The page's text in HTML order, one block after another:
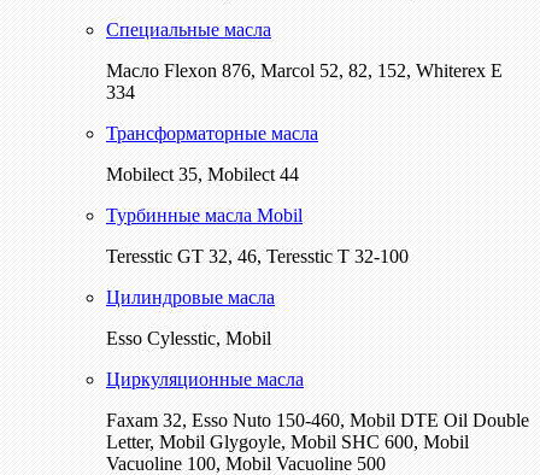
Специальные масла
Масло Flexon 876, Marcol 52, 82, 152, Whiterex E
334
Трансформаторные масла
Mobilect 35, Mobilect 44
Турбинные масла Mobil
Teresstic GT 32, 46, Teresstic T 32-100
Цилиндровые масла
Esso Cylesstic, Mobil
Циркуляционные масла
Faxam 32, Esso Nuto 150-460, Mobil DTE Oil Double
Letter, Mobil Glygoyle, Mobil SHC 600, Mobil
Vacuoline 100, Mobil Vacuoline 500